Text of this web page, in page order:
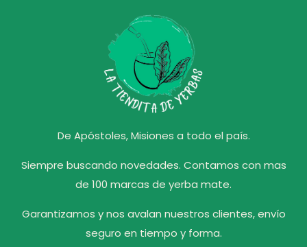
De Apóstoles, Misiones a todo el país.
Siempre buscando novedades. Contamos con mas
de 100 marcas de yerba mate.
Garantizamos y nos avalan nuestros clientes, envío
seguro en tiempo y forma.